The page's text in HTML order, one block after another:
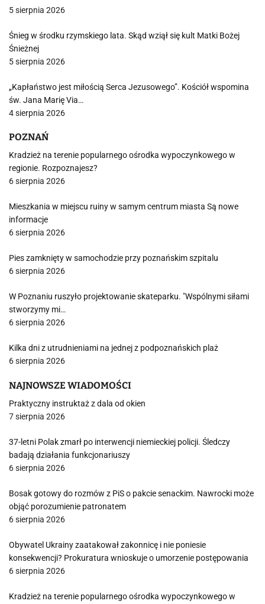
5 sierpnia 2026
Śnieg w środku rzymskiego lata. Skąd wziął się kult Matki Bożej
Śnieżnej
5 sierpnia 2026
„Kapłaństwo jest miłością Serca Jezusowego”. Kościół wspomina
św. Jana Marię Via…
4 sierpnia 2026
POZNAŃ
Kradzież na terenie popularnego ośrodka wypoczynkowego w
regionie. Rozpoznajesz?
6 sierpnia 2026
Mieszkania w miejscu ruiny w samym centrum miasta Są nowe
informacje
6 sierpnia 2026
Pies zamknięty w samochodzie przy poznańskim szpitalu
6 sierpnia 2026
W Poznaniu ruszyło projektowanie skateparku. "Wspólnymi siłami
stworzymy mi…
6 sierpnia 2026
Kilka dni z utrudnieniami na jednej z podpoznańskich plaż
6 sierpnia 2026
NAJNOWSZE WIADOMOŚCI
Praktyczny instruktaż z dala od okien
7 sierpnia 2026
37-letni Polak zmarł po interwencji niemieckiej policji. Śledczy
badają działania funkcjonariuszy
6 sierpnia 2026
Bosak gotowy do rozmów z PiS o pakcie senackim. Nawrocki może
objąć porozumienie patronatem
6 sierpnia 2026
Obywatel Ukrainy zaatakował zakonnicę i nie poniesie
konsekwencji? Prokuratura wnioskuje o umorzenie postępowania
6 sierpnia 2026
Kradzież na terenie popularnego ośrodka wypoczynkowego w